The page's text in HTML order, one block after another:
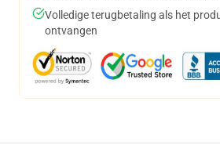
Volledige terugbetaling als het
ontvangen